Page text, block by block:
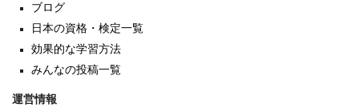
ブログ
日本の資格・検定一覧
効果的な学習方法
みんなの投稿一覧
運営情報